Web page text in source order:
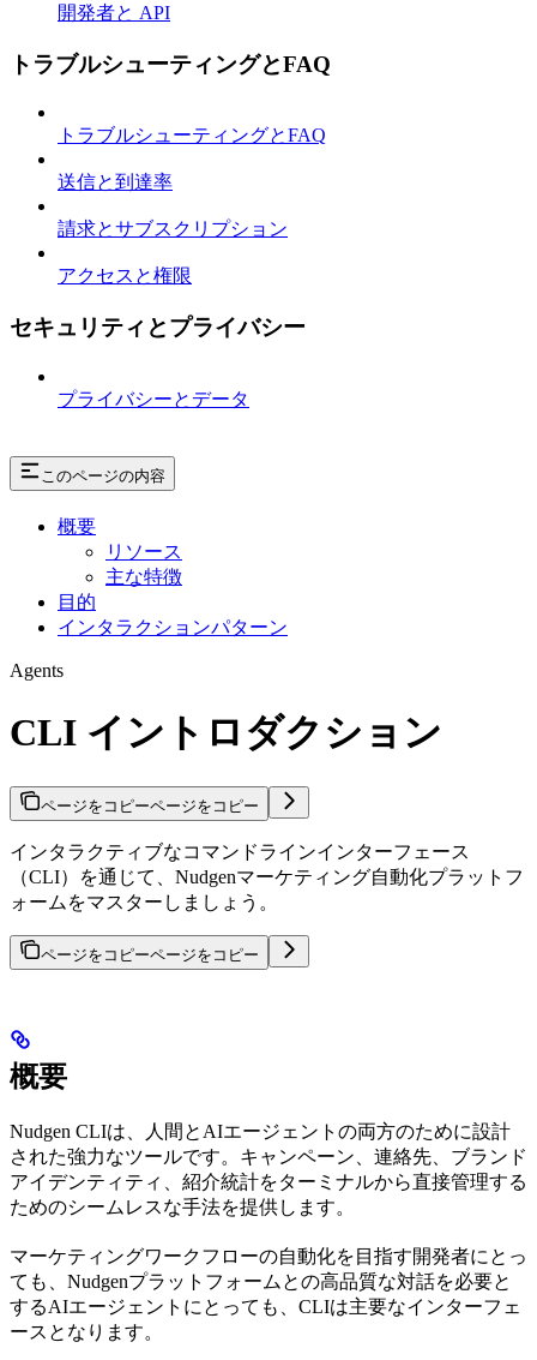
開発者と API
トラブルシューティングとFAQ
トラブルシューティングとFAQ
送信と到達率
請求とサブスクリプション
アクセスと権限
セキュリティとプライバシー
プライバシーとデータ
このページの内容
概要
リソース
主な特徴
目的
インタラクションパターン
Agents
CLI イントロダクション
ページをコピーページをコピー
インタラクティブなコマンドラインインターフェース
（CLI）を通じて、Nudgenマーケティング自動化プラットフ
ォームをマスターしましょう。
ページをコピーページをコピー
概要
Nudgen CLIは、人間とAIエージェントの両方のために設計
された強力なツールです。キャンペーン、連絡先、ブランド
アイデンティティ、紹介統計をターミナルから直接管理する
ためのシームレスな手法を提供します。
マーケティングワークフローの自動化を目指す開発者にとっ
ても、Nudgenプラットフォームとの高品質な対話を必要と
するAIエージェントにとっても、CLIは主要なインターフェ
ースとなります。